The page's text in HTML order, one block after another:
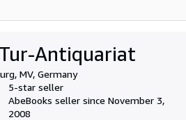
Antiquariat
MV, Germany
5-star seller
AbeBooks seller since November 3,
2008